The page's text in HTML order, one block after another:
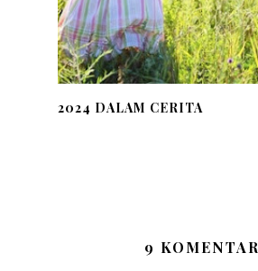
2024 DALAM CERITA
9 KOMENTAR